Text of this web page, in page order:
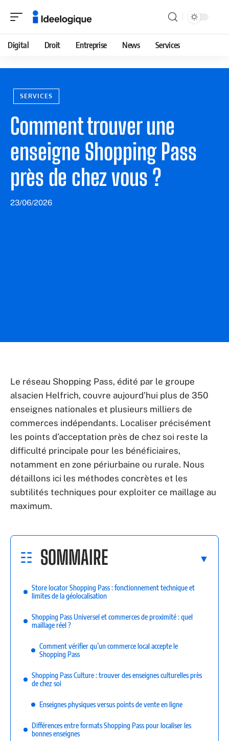
Digital Droit Entreprise News Services
SERVICES
Comment trouver une
enseigne Shopping Pass
près de chez vous ?
23/06/2026
Le réseau Shopping Pass, édité par le groupe
alsacien Helfrich, couvre aujourd’hui plus de 350
enseignes nationales et plusieurs milliers de
commerces indépendants. Localiser précisément
les points d’acceptation près de chez soi reste la
difficulté principale pour les bénéficiaires,
notamment en zone périurbaine ou rurale. Nous
détaillons ici les méthodes concrètes et les
subtilités techniques pour exploiter ce maillage au
maximum.
SOMMAIRE
Store locator Shopping Pass : fonctionnement technique et
limites de la géolocalisation
Shopping Pass Universel et commerces de proximité : quel
maillage réel ?
Comment vérifier qu’un commerce local accepte le
Shopping Pass
Shopping Pass Culture : trouver des enseignes culturelles près
de chez soi
Enseignes physiques versus points de vente en ligne
Différences entre formats Shopping Pass pour localiser les
bonnes enseignes